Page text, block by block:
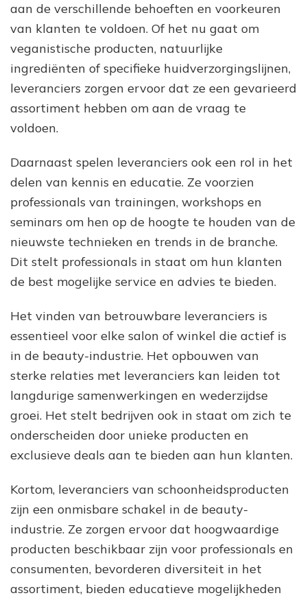
aan de verschillende behoeften en voorkeuren
van klanten te voldoen. Of het nu gaat om
veganistische producten, natuurlijke
ingrediënten of specifieke huidverzorgingslijnen,
leveranciers zorgen ervoor dat ze een gevarieerd
assortiment hebben om aan de vraag te
voldoen.
Daarnaast spelen leveranciers ook een rol in het
delen van kennis en educatie. Ze voorzien
professionals van trainingen, workshops en
seminars om hen op de hoogte te houden van de
nieuwste technieken en trends in de branche.
Dit stelt professionals in staat om hun klanten
de best mogelijke service en advies te bieden.
Het vinden van betrouwbare leveranciers is
essentieel voor elke salon of winkel die actief is
in de beauty-industrie. Het opbouwen van
sterke relaties met leveranciers kan leiden tot
langdurige samenwerkingen en wederzijdse
groei. Het stelt bedrijven ook in staat om zich te
onderscheiden door unieke producten en
exclusieve deals aan te bieden aan hun klanten.
Kortom, leveranciers van schoonheidsproducten
zijn een onmisbare schakel in de beauty-
industrie. Ze zorgen ervoor dat hoogwaardige
producten beschikbaar zijn voor professionals en
consumenten, bevorderen diversiteit in het
assortiment, bieden educatieve mogelijkheden